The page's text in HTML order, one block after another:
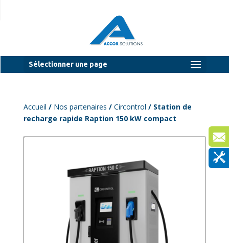
Sélectionner une page
Accueil / Nos partenaires / Circontrol / Station de
recharge rapide Raption 150 kW compact